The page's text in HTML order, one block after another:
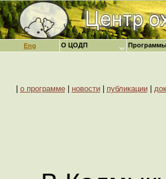
Eng
о программе| новости| публикации|
О ЦОДП Программы